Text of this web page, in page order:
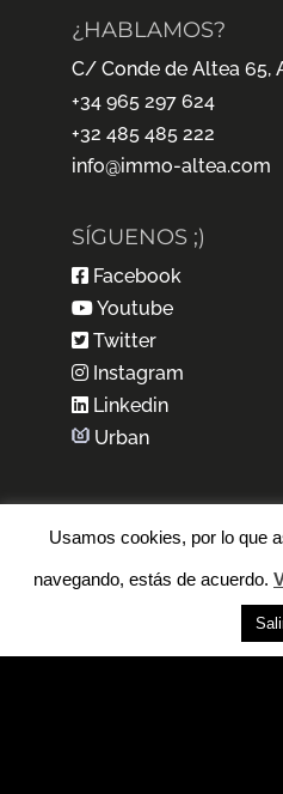
¿HABLAMOS?
C/ Conde de Altea 65,
+34 965 297 624
+32 485 485 222
info@immo-altea.com
SÍGUENOS ;)
Facebook
Youtube
Twitter
Instagram
Linkedin
Urban
Usamos cookies, por lo que
navegando, estás de acuerdo.